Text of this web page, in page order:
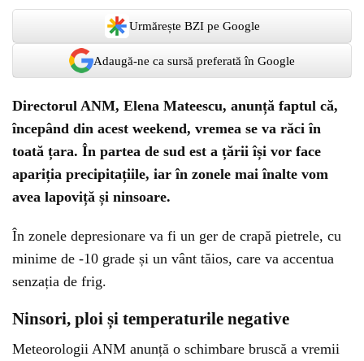
Urmărește BZI pe Google
Adaugă-ne ca sursă preferată în Google
Directorul ANM, Elena Mateescu, anunță faptul că,
începând din acest weekend, vremea se va răci în
toată țara. În partea de sud est a țării își vor face
apariția precipitațiile, iar în zonele mai înalte vom
avea lapoviță și ninsoare.
În zonele depresionare va fi un ger de crapă pietrele, cu
minime de -10 grade și un vânt tăios, care va accentua
senzația de frig.
Ninsori, ploi și temperaturile negative
Meteorologii ANM anunță o schimbare bruscă a vremii